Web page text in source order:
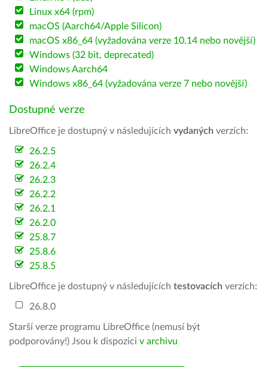
Linux x64 (rpm)
macOS (Aarch64/Apple Silicon)
macOS x86_64 (vyžadována verze 10.14 nebo novější)
Windows (32 bit, deprecated)
Windows Aarch64
Windows x86_64 (vyžadována verze 7 nebo novější)
Dostupné verze
LibreOffice je dostupný v následujících vydaných verzích:
26.2.5
26.2.4
26.2.3
26.2.2
26.2.1
26.2.0
25.8.7
25.8.6
25.8.5
LibreOffice je dostupný v následujících testovacích verzích:
26.8.0
Starší verze programu LibreOffice (nemusí být
podporovány!) Jsou k dispozici v archivu